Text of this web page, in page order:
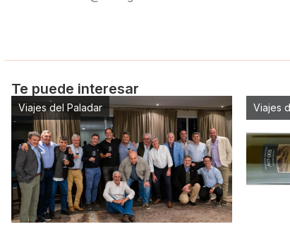
Te puede interesar
Viajes del Paladar Viajes